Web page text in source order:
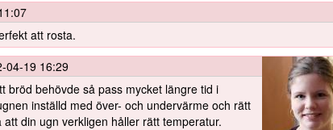
att rosta.
04-19 16:29
bröd behövde så pass mycket längre tid i
inställd med över- och undervärme och rätt
din ugn verkligen håller rätt temperatur.